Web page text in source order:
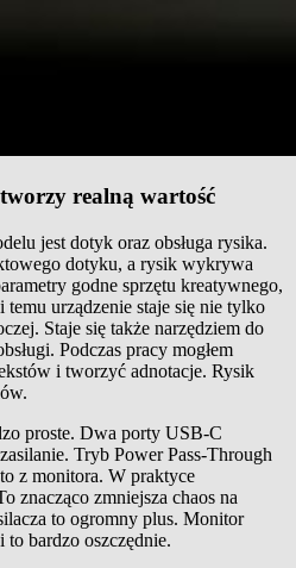
realną wartość
jest dotyk oraz obsługa rysika.
dotyku, a rysik wykrywa
godne sprzętu kreatywnego,
urządzenie staje się nie tylko
Staje się także narzędziem do
Podczas pracy mogłem
i tworzyć adnotacje. Rysik
proste. Dwa porty USB-C
Tryb Power Pass-Through
z monitora. W praktyce
znacząco zmniejsza chaos na
to ogromny plus. Monitor
to bardzo oszczędnie.